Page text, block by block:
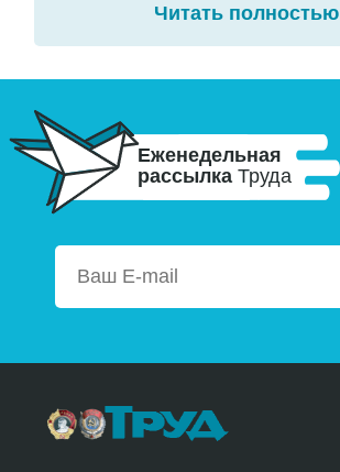
Читать полностью
Еженедельная
рассылка Труда